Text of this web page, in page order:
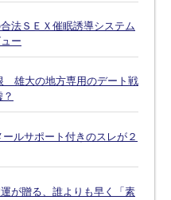
法ＳＥＸ催眠誘導システム
ー
雄大の地方専用のデート戦
ルサポート付きのスレが２
が贈る、誰よりも早く「素